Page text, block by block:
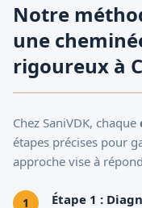
Notre
une
rigoureux à
Chez SaniVDK, chaque
étapes précises pour
approche vise à
Étape 1 :